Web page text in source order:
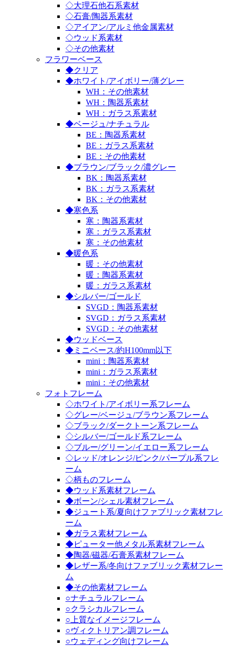
◇大理石他石系素材
◇石膏/陶器系素材
◇アイアン/アルミ他金属素材
◇ウッド系素材
◇その他素材
フラワーベース
◆クリア
◆ホワイト/アイボリー/薄グレー
WH：その他素材
WH：陶器系素材
WH：ガラス系素材
◆ベージュ/ナチュラル
BE：陶器系素材
BE：ガラス系素材
BE：その他素材
◆ブラウン/ブラック/濃グレー
BK：陶器系素材
BK：ガラス系素材
BK：その他素材
◆寒色系
寒：陶器系素材
寒：ガラス系素材
寒：その他素材
◆暖色系
暖：その他素材
暖：陶器系素材
暖：ガラス系素材
◆シルバー/ゴールド
SVGD：陶器系素材
SVGD：ガラス系素材
SVGD：その他素材
◆ウッドベース
◆ミニベース/約H100mm以下
mini：陶器系素材
mini：ガラス系素材
mini：その他素材
フォトフレーム
◇ホワイト/アイボリー系フレーム
◇グレー/ベージュ/ブラウン系フレーム
◇ブラック/ダークトーン系フレーム
◇シルバー/ゴールド系フレーム
◇ブルー/グリーン/イエロー系フレーム
◇レッド/オレンジ/ピンク/パープル系フレ
ーム
◇柄ものフレーム
◆ウッド系素材フレーム
◆ボーン/シェル素材フレーム
◆ジュート系/夏向けファブリック素材フレ
ーム
◆ガラス素材フレーム
◆ピューター他メタル系素材フレーム
◆陶器/磁器/石膏系素材フレーム
◆レザー系/冬向けファブリック素材フレー
ム
◆その他素材フレーム
○ナチュラルフレーム
○クラシカルフレーム
○上質なイメージフレーム
○ヴィクトリアン調フレーム
○ウェディング向けフレーム